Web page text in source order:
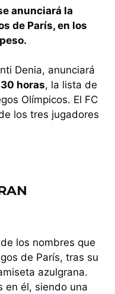
anunciará la
de París, en los
Denia, anunciará
horas, la lista de
Olímpicos. El FC
los tres jugadores
los nombres que
de París, tras su
azulgrana.
en él, siendo una